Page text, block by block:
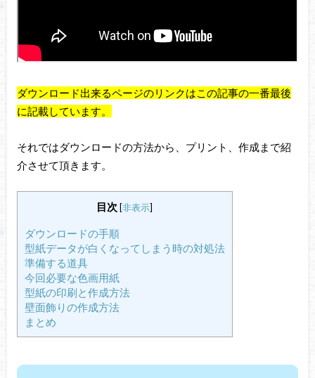
ダウンロード出来るページのリンクはこの記事の一番最後
に記載しています。
それではダウンロードの方法から、プリント、作成まで紹
介させて頂きます。
目次 [非表示]
ダウンロードの手順
型紙データが白くなってしまう時の対処法
準備する道具
今回必要な色画用紙
型紙の印刷と作成方法
壁面飾りの作成方法
まとめ